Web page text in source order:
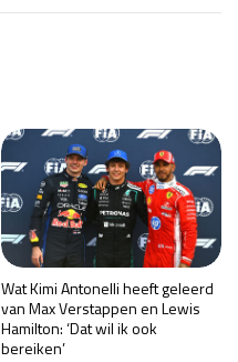
Wat Kimi Antonelli heeft geleerd
van Max Verstappen en Lewis
Hamilton: ‘Dat wil ik ook
bereiken’